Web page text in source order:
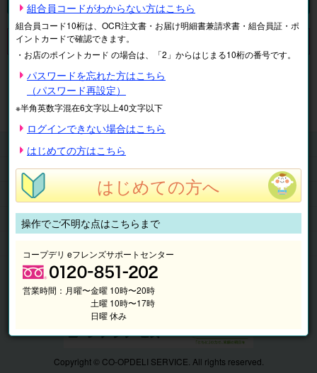
申し訳ございません。 現在、該当商品は、お取扱いしておりません。
マイページ 注文履歴
抽選結果
請求内容
チケット
くらしのサービス
このサイトの使い方
マイページ
Copyright © CO-OPDELI SERVICE. All rights reserved.
組合員コードがわからない方はこちら
組合員コード10桁は、OCR注文書・お届け明細書兼請求書・組合員証・ポ
イントカードで確認できます。
・お店のポイントカード の場合は、「2」からはじまる10桁の番号です。
パスワードを忘れた方はこちら
（パスワード再設定）
※半角英数字混在6文字以上40文字以下
ログインできない場合はこちら
はじめての方はこちら
はじめての方へ
操作でご不明な点はこちらまで
コープデリ eフレンズサポートセンター
営業時間： 月曜〜金曜 10時〜20時
土曜 10時〜17時
日曜 休み